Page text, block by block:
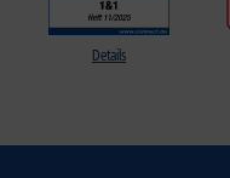
Details